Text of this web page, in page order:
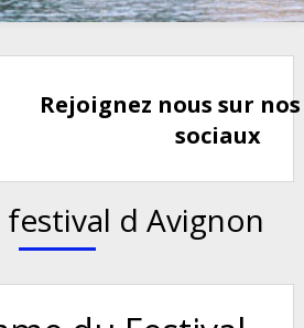
Rejoignez nous sur
sociaux
festival d Avignon